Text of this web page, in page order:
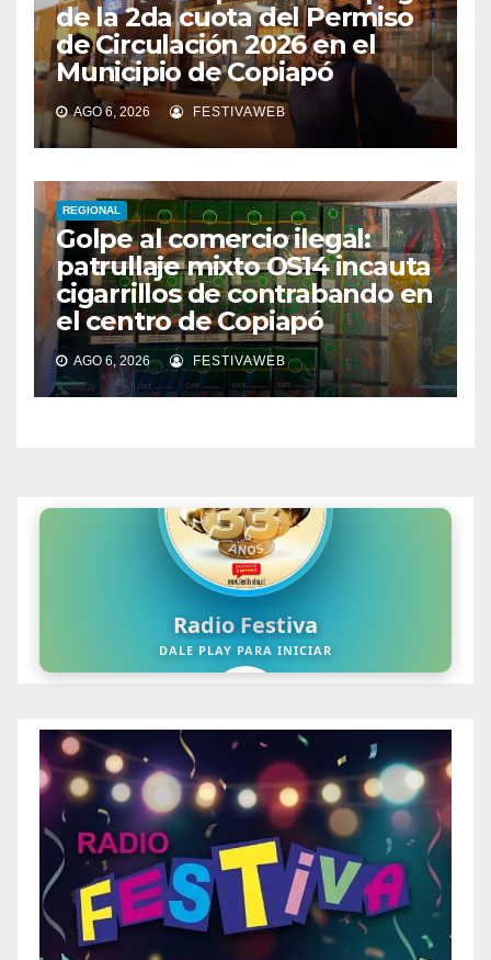
de la 2da cuota del Permiso
de Circulación 2026 en el
Municipio de Copiapó
AGO 6, 2026 FESTIVAWEB
REGIONAL
Golpe al comercio ilegal:
patrullaje mixto OS14 incauta
cigarrillos de contrabando en
el centro de Copiapó
AGO 6, 2026 FESTIVAWEB